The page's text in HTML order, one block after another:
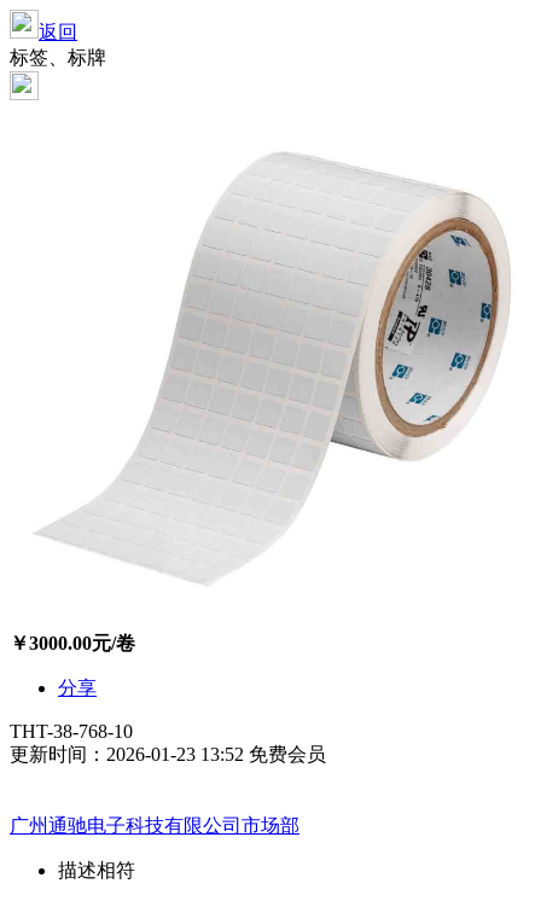
返回
标签、标牌
￥3000.00元/卷
分享
THT-38-768-10
更新时间：2026-01-23 13:52 免费会员
广州通驰电子科技有限公司市场部
描述相符